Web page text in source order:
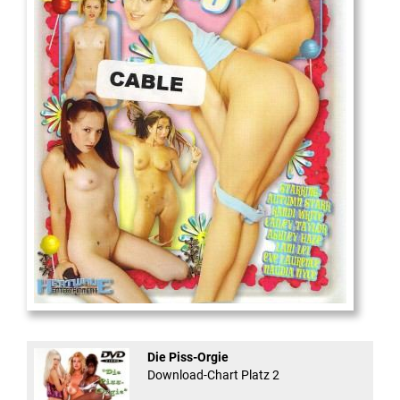
And Confused #8 - ...
Die Piss-Orgie
Download-Chart Platz 2